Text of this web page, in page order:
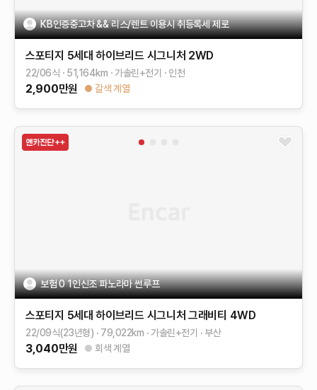
KB인증중고차 && 리스/렌트 이용시 취등록세 제로
스포티지 5세대 하이브리드 시그니처 2WD
22/06식 51,164km 가솔린+전기 인천
2,900만원 갈색 계열
보험 0 1인신조 파노라마 썬루프
스포티지 5세대 하이브리드 시그니처 그래비티 4WD
22/09식(23년형) 79,022km 가솔린+전기 부산
3,040만원 회색 계열